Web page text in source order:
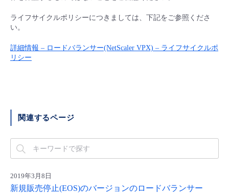
すべてのメニューを見る
管理機能
すべてのメニューを見る
モニタリング/監査
サポート
- ユーザー機能の管理
- APIリファレンス
■ 基本構築ガイド
- クラウド / サーバー
- IoT
- マルチクラウド利用
メンテナンス予定
定期メンテナンス
販売パートナー向けプログラム
協業パートナー
トレーニング/操作動画
脱炭素化
ライフサイクルポリシーにつきましては、下記をご参照くださ
い。
詳細情報 – ロードバランサー(NetScaler VPX) – ライフサイクルポ
リシー
関連するページ
2019年3月8日
新規販売停止(EOS)のバージョンのロードバランサー